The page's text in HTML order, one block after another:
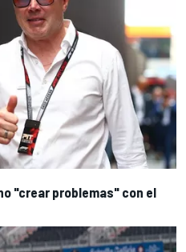
"crear problemas" con el